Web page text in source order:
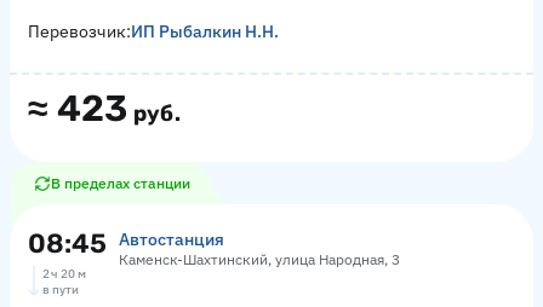
≈ 423 руб.
Перевозчик:ИП Рыбалкин Н.Н.
В пределах станции
08:45 Автостанция
Каменск-Шахтинский, улица Народная, 3
2 ч 20 м
в пути